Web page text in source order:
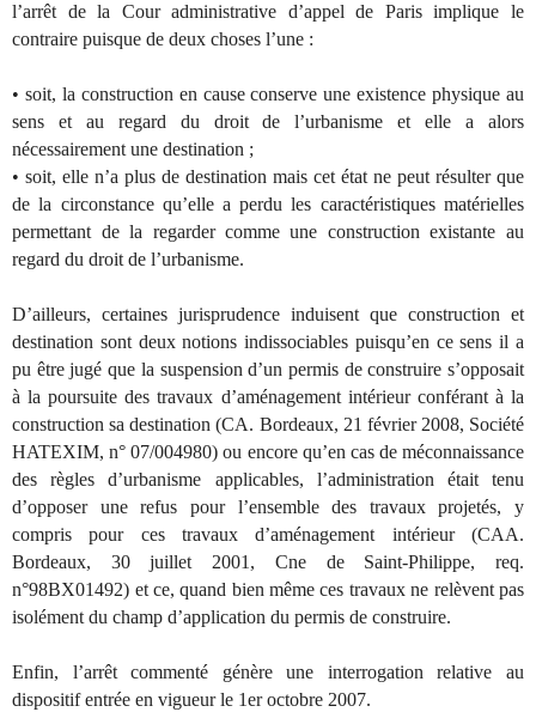
l’arrêt de la Cour administrative d’appel de Paris implique le
contraire puisque de deux choses l’une :
• soit, la construction en cause conserve une existence physique au
sens et au regard du droit de l’urbanisme et elle a alors
nécessairement une destination ;
• soit, elle n’a plus de destination mais cet état ne peut résulter que
de la circonstance qu’elle a perdu les caractéristiques matérielles
permettant de la regarder comme une construction existante au
regard du droit de l’urbanisme.
D’ailleurs, certaines jurisprudence induisent que construction et
destination sont deux notions indissociables puisqu’en ce sens il a
pu être jugé que la suspension d’un permis de construire s’opposait
à la poursuite des travaux d’aménagement intérieur conférant à la
construction sa destination (CA. Bordeaux, 21 février 2008, Société
HATEXIM, n° 07/004980) ou encore qu’en cas de méconnaissance
des règles d’urbanisme applicables, l’administration était tenu
d’opposer une refus pour l’ensemble des travaux projetés, y
compris pour ces travaux d’aménagement intérieur (CAA.
Bordeaux, 30 juillet 2001, Cne de Saint-Philippe, req.
n°98BX01492) et ce, quand bien même ces travaux ne relèvent pas
isolément du champ d’application du permis de construire.
Enfin, l’arrêt commenté génère une interrogation relative au
dispositif entrée en vigueur le 1er octobre 2007.